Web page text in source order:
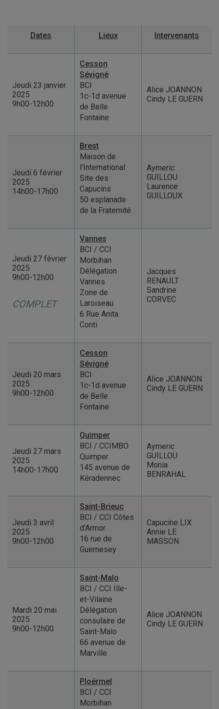
Dates Lieux Intervenants
Jeudi 23 janvier
2025
9h00-12h00
Cesson
Sévigné
BCI
1c-1d avenue
de Belle
Fontaine
Alice JOANNON
Cindy LE GUERN
Jeudi 6 février
2025
14h00-17h00
Brest
Maison de
l’International
Site des
Capucins
50 esplanade
de la Fraternité
Aymeric
GUILLOU
Laurence
GUILLOUX
Jeudi 27 février
2025
9h00-12h00
COMPLET
Vannes
BCI / CCI
Morbihan
Délégation
Vannes
Zone de
Laroiseau
6 Rue Anita
Conti
Jacques
RENAULT
Sandrine
CORVEC
Jeudi 20 mars
2025
9h00-12h00
Cesson
Sévigné
BCI
1c-1d avenue
de Belle
Fontaine
Alice JOANNON
Cindy LE GUERN
Jeudi 27 mars
2025
14h00-17h00
Quimper
BCI / CCIMBO
Quimper
145 avenue de
Kéradennec
Aymeric
GUILLOU
Monia
BENRAHAL
Jeudi 3 avril
2025
9h00-12h00
Saint-Brieuc
BCI / CCI Côtes
d’Armor
16 rue de
Guernesey
Capucine LIX
Annie LE
MASSON
Mardi 20 mai
2025
9h00-12h00
Saint-Malo
BCI / CCI Ille-
et-Vilaine
Délégation
consulaire de
Saint-Malo
66 avenue de
Marville
Alice JOANNON
Cindy LE GUERN
Ploërmel
BCI / CCI
Morbihan